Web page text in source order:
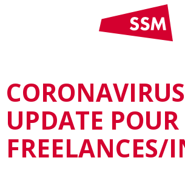
UPDATE POUR
FREELANCES/